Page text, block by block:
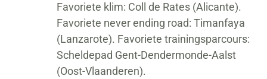
Favoriete klim: Coll de Rates (Alicante).
Favoriete never ending road: Timanfaya
(Lanzarote). Favoriete trainingsparcours:
Scheldepad Gent-Dendermonde-Aalst
(Oost-Vlaanderen).